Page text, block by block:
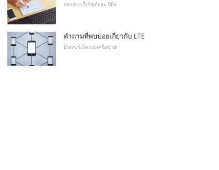
ออกแบบเว็บไซต์และ DEV
คำถามที่พบบ่อยเกี่ยวกับ LTE
อินเทอร์เน็ตและเครือข่าย